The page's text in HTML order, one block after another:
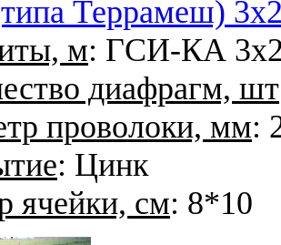
Террамеш)
м: ГСИ-КА
диафрагм, шт
проволоки, мм:
: Цинк
ячейки, см: 8*10